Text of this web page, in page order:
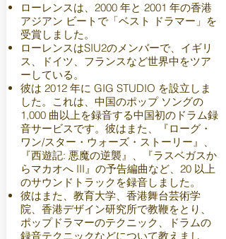
ローレンスは、2000 年と 2001 年の香港
アジアン ビートで「ベスト ドラマー」を
受賞しました。
ローレンスはSIU2のメンバーで、イギリ
ス、ドイツ、フランスなど世界中をツア
ーしている。
彼は 2012 年に GIG STUDIO を設立しま
した。これは、中国のポップ ソングの
1,000 曲以上を録音する中国初のドラム録
音サービスです。彼はまた、『ローグ・
ワン/スター・ウォーズ・ストーリー』、
『西遊記: 悪魔の逆襲』、『ラスベガスか
らマカオへ III』の予告編曲など、20 以上
のサウンドトラックを録音しました。
彼はまた、教育大学、香港舞台芸術学
院、香港デザイン研究所で教鞭をとり、
ポップドラマーのテクニック、ドラムの
録音テクニックなどについて教えまし